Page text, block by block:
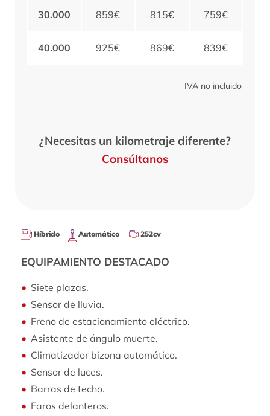
30.000 859€ 815€ 759€
40.000 925€ 869€ 839€
IVA no incluido
¿Necesitas un kilometraje diferente?
Consúltanos
Híbrido Automático 252cv
EQUIPAMIENTO DESTACADO
Siete plazas.
Sensor de lluvia.
Freno de estacionamiento eléctrico.
Asistente de ángulo muerte.
Climatizador bizona automático.
Sensor de luces.
Barras de techo.
Faros delanteros.